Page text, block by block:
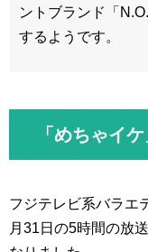
ントブランド「
するようです。
「めちゃイ
フジテレビ系バラエ
月31日の5時間の放